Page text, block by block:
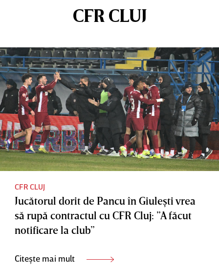
CFR CLUJ
CFR CLUJ
Jucătorul dorit de Pancu în Giuleşti vrea
să rupă contractul cu CFR Cluj: ”A făcut
notificare la club”
Citește mai mult